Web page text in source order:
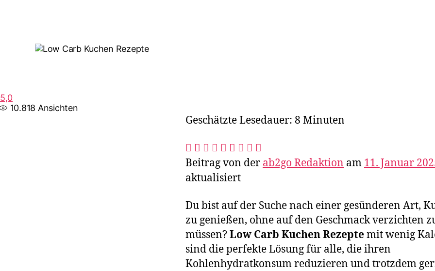
5,0
10.818 Ansichten
Geschätzte Lesedauer: 8 Minuten
Beitrag von der ab2go Redaktion am 11. Januar
aktualisiert
Du bist auf der Suche nach einer gesünderen Art,
zu genießen, ohne auf den Geschmack verzichten
müssen?Low Carb Kuchen Rezepte​mit wenig
sind die perfekte Lösung für alle, die ihren
Kohlenhydratkonsum reduzieren und trotzdem